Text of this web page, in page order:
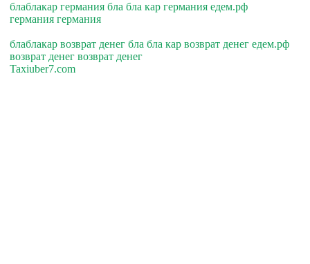
блаблакар германия бла бла кар германия едем.рф
германия германия
блаблакар возврат денег бла бла кар возврат денег едем.рф
возврат денег возврат денег
Taxiuber7.com